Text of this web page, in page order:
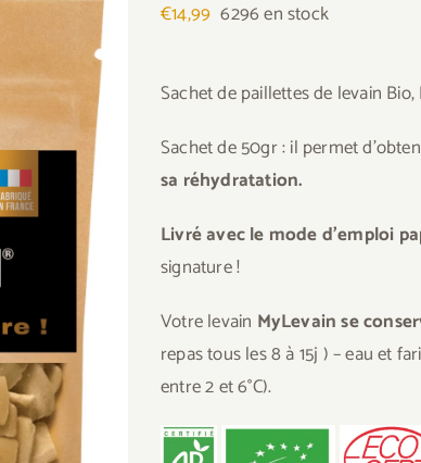
€14,99 6296 en stock
Sachet de paillettes de levain Bio,
Sachet de 50gr : il permet
sa réhydratation.
Livré avec le mode d’emploi
signature !
Votre levain MyLevain se
repas tous les 8 à 15j ) – eau et
entre 2 et 6°C).